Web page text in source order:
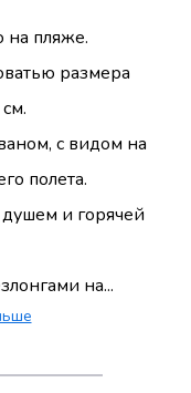
пляже.
размера
с видом на
полета.
и горячей
на...